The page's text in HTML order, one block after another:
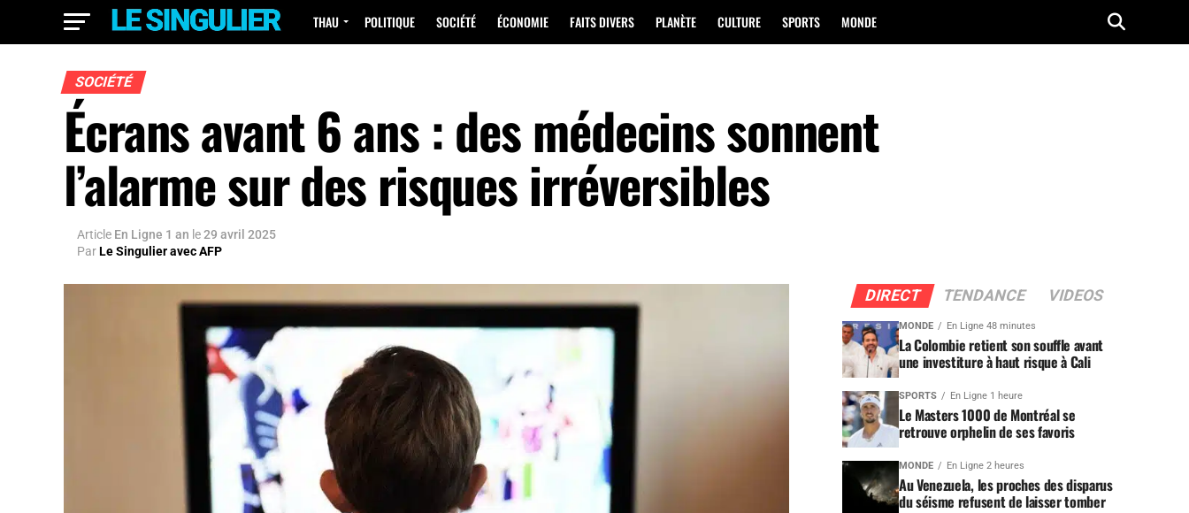
THAU POLITIQUE SOCIÉTÉ ÉCONOMIE FAITS DIVERS PLANÈTE CULTURE SPORTS MONDE
SOCIÉTÉ
Écrans avant 6 ans : des médecins sonnent
l’alarme sur des risques irréversibles
Article En Ligne 1 an le29 avril 2025
ParLe Singulier avec AFP
DIRECT TENDANCE VIDEOS
MONDE En Ligne 48 minutes
La Colombie retient son souffle avant
une investiture à haut risque à Cali
SPORTS En Ligne 1 heure
Le Masters 1000 de Montréal se
retrouve orphelin de ses favoris
MONDE En Ligne 2 heures
Au Venezuela, les proches des disparus
du séisme refusent de laisser tomber